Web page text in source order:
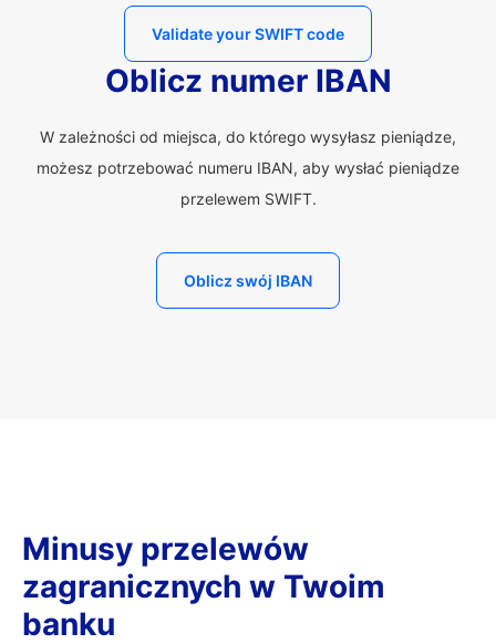
Validate your SWIFT code
Oblicz numer IBAN
W zależności od miejsca, do którego wysyłasz pieniądze,
możesz potrzebować numeru IBAN, aby wysłać pieniądze
przelewem SWIFT.
Oblicz swój IBAN
Minusy przelewów
zagranicznych w Twoim
banku